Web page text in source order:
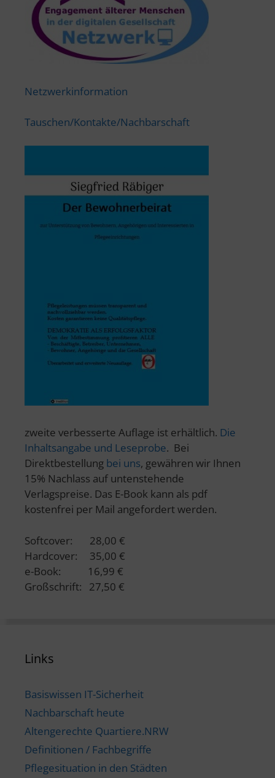
Netzwerkinformation
Tauschen/Kontakte/Nachbarschaft
zweite verbesserte Auflage ist erhältlich. Die
Inhaltsangabe und Leseprobe. Bei
Direktbestellung bei uns, gewähren wir Ihnen
15% Nachlass auf untenstehende
Verlagspreise. Das E-Book kann als pdf
kostenfrei per Mail angefordert werden.
Softcover: 28,00 €
Hardcover: 35,00 €
e-Book: 16,99 €
Großschrift: 27,50 €
Links
Basiswissen IT-Sicherheit
Nachbarschaft heute
Altengerechte Quartiere.NRW
Definitionen / Fachbegriffe
Pflegesituation in den Städten